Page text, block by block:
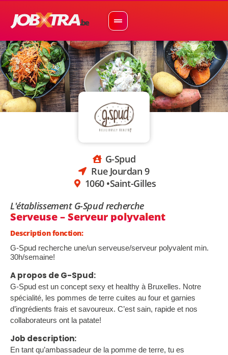
G-Spud
Rue Jourdan 9
1060 •Saint-Gilles
L'établissement G-Spud recherche
Serveuse – Serveur polyvalent
Description fonction:
G-Spud recherche une/un serveuse/serveur polyvalent min.
30h/semaine!
A propos de G-Spud:
G-Spud est un concept sexy et healthy à Bruxelles. Notre
spécialité, les pommes de terre cuites au four et garnies
d’ingrédients frais et savoureux. C’est sain, rapide et nos
collaborateurs ont la patate!
Job description:
En tant qu’ambassadeur de la pomme de terre, tu es